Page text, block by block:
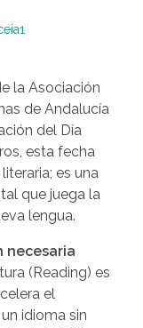
la Asociación
de Andalucía
del Día
esta fecha
es una
que juega la
lengua.
necesaria
(Reading) es
el
idioma sin